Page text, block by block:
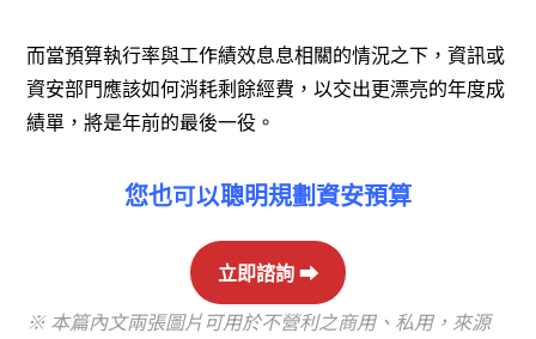
而當預算執行率與工作績效息息相關的情況之下，資訊或
資安部門應該如何消耗剩餘經費，以交出更漂亮的年度成
績單，將是年前的最後一役。
您也可以聰明規劃資安預算
立即諮詢 ⮕
※ 本篇內文兩張圖片可用於不營利之商用、私用，來源